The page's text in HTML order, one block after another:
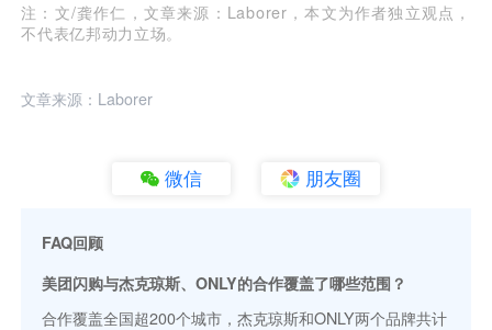
注：文/龚作仁，文章来源：Laborer，本文为作者独立观点，
不代表亿邦动力立场。
文章来源：Laborer
微信 朋友圈
FAQ回顾
美团闪购与杰克琼斯、ONLY的合作覆盖了哪些范围？
合作覆盖全国超200个城市，杰克琼斯和ONLY两个品牌共计